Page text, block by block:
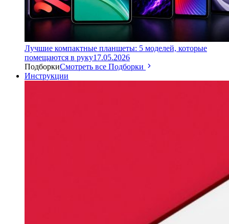
Лучшие компактные планшеты: 5 моделей, которые
помещаются в руку17.05.2026
ПодборкиСмотреть все Подборки
Инструкции